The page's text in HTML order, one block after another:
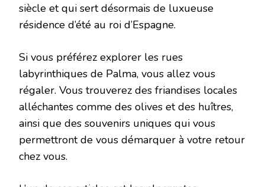
siècle et qui sert désormais de luxueuse
résidence d’été au roi d’Espagne.
Si vous préférez explorer les rues
labyrinthiques de Palma, vous allez vous
régaler. Vous trouverez des friandises locales
alléchantes comme des olives et des huîtres,
ainsi que des souvenirs uniques qui vous
permettront de vous démarquer à votre retour
chez vous.